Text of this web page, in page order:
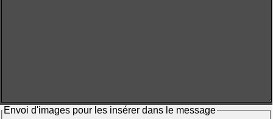
Envoi d'images pour les insérer dans le message